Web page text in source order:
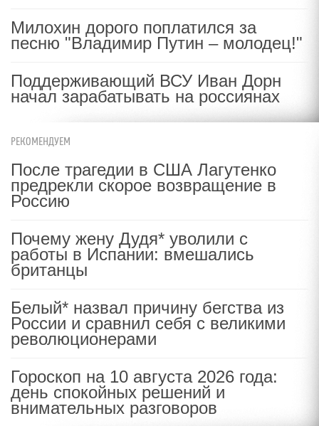
Милохин дорого поплатился за
песню "Владимир Путин – молодец!"
Поддерживающий ВСУ Иван Дорн
начал зарабатывать на россиянах
РЕКОМЕНДУЕМ
После трагедии в США Лагутенко
предрекли скорое возвращение в
Россию
Почему жену Дудя* уволили с
работы в Испании: вмешались
британцы
Белый* назвал причину бегства из
России и сравнил себя с великими
революционерами
Гороскоп на 10 августа 2026 года:
день спокойных решений и
внимательных разговоров